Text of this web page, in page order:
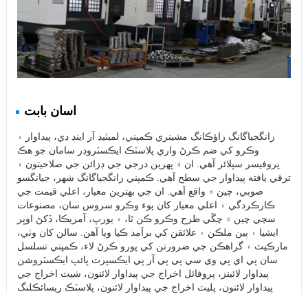
اسان بابت
زانگجياگانگ زاؤڪانگ مشينري ڪمپني، لميٽيڊ آر اينڊ ڊي، پيداوار ۽
وڪرو کي ضم ڪرڻ واري پلاسٽڪ ايڪسٽروڊر سامان جو هڪ
پروفيسر سپلائر آهي. ان ۾ پهرين درجي جي ڊزائن جي صلاحيتون ۽
ترقي يافته پيداوار جي سطح آهي. ڪمپني زانگجياگانگ شهر، جيانگسو
صوبي، چين ۾ واقع آهي. ان جي بهترين معيار، اعلي قيمت جي
ڪارڪردگي ۽ اعلي معيار کان پوء وڪرو سروس سان، مصنوعات
سڄي چين ۾ چڱي طرح وڪرو ڪن ٿا، ۽ يورپ، آمريڪا، ڏکڻ اوڀر
ايشيا ۽ ٻين ملڪن ۽ علائقن کي برآمد ڪيا ويا آهن. سالن کان وٺي،
مارڪيٽ ۽ گراهڪن جي ضرورتن کي پورو ڪرڻ لاء، ڪمپني تسلسل
سان پي اي پي وي سي پي پي آر پي ايڪسپرٽ پائپ ايڪسٽروشن
پيداوار لائينز، پروفائل اخراج جي پيداوار لائنون، شيٽ اخراج جي
پيداوار لائنون، پليٽ اخراج جي پيداوار لائنون، پلاسٽڪ ريسائڪلنگ